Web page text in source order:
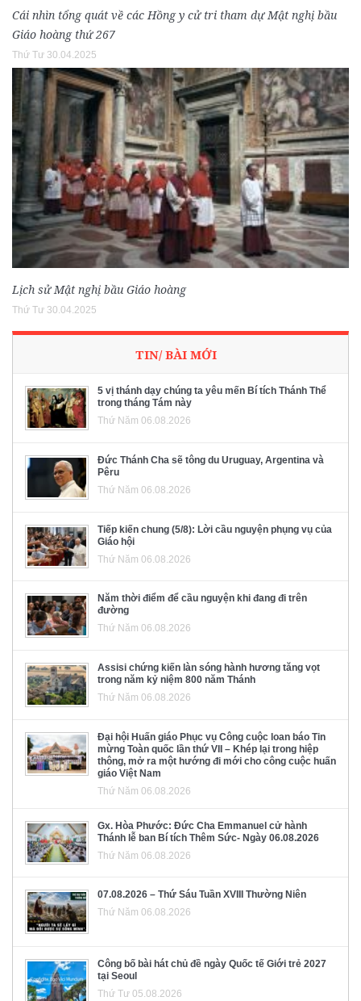
Cái nhìn tổng quát về các Hồng y cử tri tham dự Mật nghị bầu
Giáo hoàng thứ 267
Thứ Tư 30.04.2025
Lịch sử Mật nghị bầu Giáo hoàng
Thứ Tư 30.04.2025
TIN/ BÀI MỚI
5 vị thánh dạy chúng ta yêu mến Bí tích Thánh Thể
trong tháng Tám này
Thứ Năm 06.08.2026
Đức Thánh Cha sẽ tông du Uruguay, Argentina và
Pêru
Thứ Năm 06.08.2026
Tiếp kiến chung (5/8): Lời cầu nguyện phụng vụ của
Giáo hội
Thứ Năm 06.08.2026
Năm thời điểm để cầu nguyện khi đang đi trên
đường
Thứ Năm 06.08.2026
Assisi chứng kiến làn sóng hành hương tăng vọt
trong năm kỷ niệm 800 năm Thánh
Thứ Năm 06.08.2026
Đại hội Huấn giáo Phục vụ Công cuộc loan báo Tin
mừng Toàn quốc lần thứ VII – Khép lại trong hiệp
thông, mở ra một hướng đi mới cho công cuộc huấn
giáo Việt Nam
Thứ Năm 06.08.2026
Gx. Hòa Phước: Đức Cha Emmanuel cử hành
Thánh lễ ban Bí tích Thêm Sức- Ngày 06.08.2026
Thứ Năm 06.08.2026
07.08.2026 – Thứ Sáu Tuần XVIII Thường Niên
Thứ Năm 06.08.2026
Công bố bài hát chủ đề ngày Quốc tế Giới trẻ 2027
tại Seoul
Thứ Tư 05.08.2026